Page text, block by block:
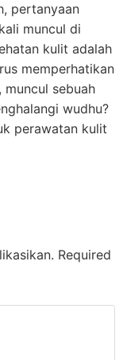
pertanyaan
muncul di
kulit adalah
memperhatikan
muncul sebuah
wudhu?
perawatan kulit
Required